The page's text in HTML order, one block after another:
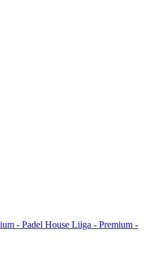
- Padel House Liiga - Premium -